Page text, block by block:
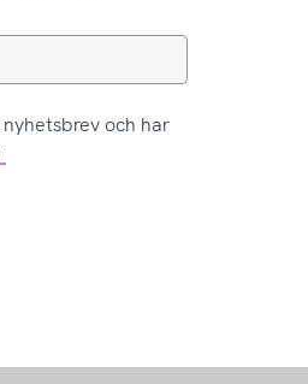
och har